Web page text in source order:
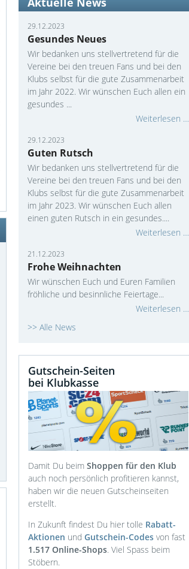
29.12.2023
Gesundes Neues
Wir bedanken uns stellvertretend für die
Vereine bei den treuen Fans und bei den
Klubs selbst für die gute Zusammenarbeit
im Jahr 2022. Wir wünschen Euch allen ein
gesundes ...
Weiterlesen …
29.12.2023
Guten Rutsch
Wir bedanken uns stellvertretend für die
Vereine bei den treuen Fans und bei den
Klubs selbst für die gute Zusammenarbeit
im Jahr 2023. Wir wünschen Euch allen
einen guten Rutsch in ein gesundes....
Weiterlesen …
21.12.2023
Frohe Weihnachten
Wir wünschen Euch und Euren Familien
fröhliche und besinnliche Feiertage...
Weiterlesen …
>> Alle News
Gutschein-Seiten
bei Klubkasse
Damit Du beim Shoppen für den Klub
auch noch persönlich profitieren kannst,
haben wir die neuen Gutscheinseiten
erstellt.
In Zukunft findest Du hier tolle Rabatt-
Aktionen und Gutschein-Codes von fast
1.517 Online-Shops. Viel Spass beim
Stöbern.